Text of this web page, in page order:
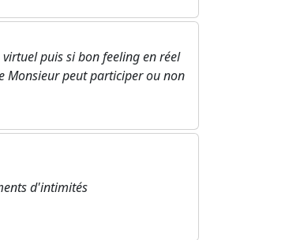
puis si bon feeling en réel
Monsieur peut participer ou non
d'intimités